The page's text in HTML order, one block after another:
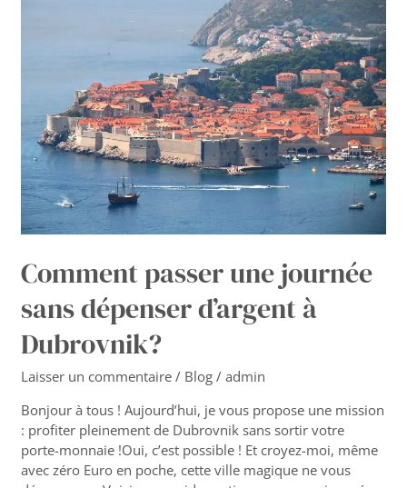
Comment passer une journée
sans dépenser d’argent à
Dubrovnik?
Laisser un commentaire / Blog /admin
Bonjour à tous ! Aujourd’hui, je vous propose une mission
: profiter pleinement de Dubrovnik sans sortir votre
porte-monnaie !Oui, c’est possible ! Et croyez-moi, même
avec zéro Euro en poche, cette ville magique ne vous
dépenser
d’argent
à
Dubrovnik?